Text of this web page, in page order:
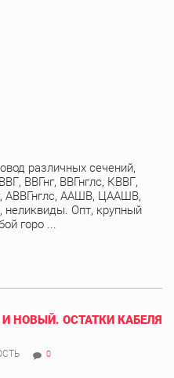
различных сечений,
ВВГнг, ВВГнглс, КВВГ,
АВВГнглс, ААШВ, ЦААШВ,
Опт, крупный
горо ...
НОВЫЙ. ОСТАТКИ КАБЕЛЯ
0